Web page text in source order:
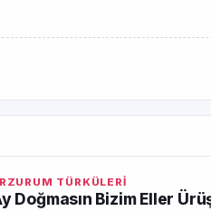
TÜRKÜLERİ
Doğmasın Bizim Eller